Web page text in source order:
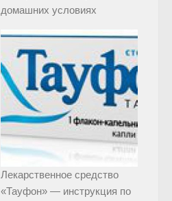
домашних условиях
Лекарственное средство
«Тауфон» — инструкция по